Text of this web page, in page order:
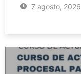
7 agosto, 2026